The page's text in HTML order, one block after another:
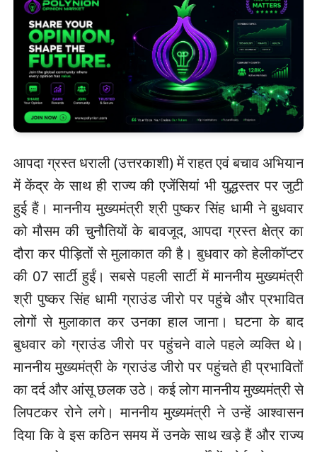
आपदा ग्रस्त धराली (उत्तरकाशी) में राहत एवं बचाव अभियान
में केंद्र के साथ ही राज्य की एजेंसियां भी युद्धस्तर पर जुटी
हुई हैं। माननीय मुख्यमंत्री श्री पुष्कर सिंह धामी ने बुधवार
को मौसम की चुनौतियों के बावजूद, आपदा ग्रस्त क्षेत्र का
दौरा कर पीड़ितों से मुलाकात की है। बुधवार को हेलीकॉप्टर
की 07 सार्टी हुईं। सबसे पहली सार्टी में माननीय मुख्यमंत्री
श्री पुष्कर सिंह धामी ग्राउंड जीरो पर पहुंचे और प्रभावित
लोगों से मुलाकात कर उनका हाल जाना। घटना के बाद
बुधवार को ग्राउंड जीरो पर पहुंचने वाले पहले व्यक्ति थे।
माननीय मुख्यमंत्री के ग्राउंड जीरो पर पहुंचते ही प्रभावितों
का दर्द और आंसू छलक उठे। कई लोग माननीय मुख्यमंत्री से
लिपटकर रोने लगे। माननीय मुख्यमंत्री ने उन्हें आश्वासन
दिया कि वे इस कठिन समय में उनके साथ खड़े हैं और राज्य